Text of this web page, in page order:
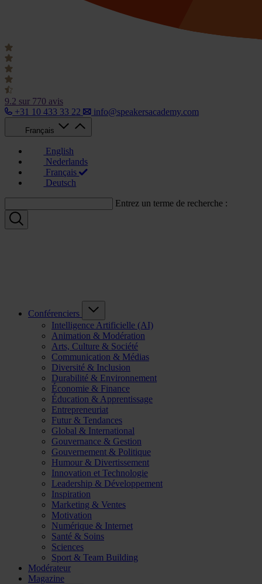
9.2 sur 770 avis
+31 10 433 33 22
info@speakersacademy.com
Français
English
Nederlands
Français
Deutsch
Entrez un terme de recherche :
Conférenciers
Intelligence Artificielle (AI)
Animation & Modération
Arts, Culture & Société
Communication & Médias
Diversité & Inclusion
Durabilité & Environnement
Économie & Finance
Éducation & Apprentissage
Entrepreneuriat
Futur & Tendances
Global & International
Gouvernance & Gestion
Gouvernement & Politique
Humour & Divertissement
Innovation et Technologie
Leadership & Développement
Inspiration
Marketing & Ventes
Motivation
Numérique & Internet
Santé & Soins
Sciences
Sport & Team Building
Modérateur
Magazine